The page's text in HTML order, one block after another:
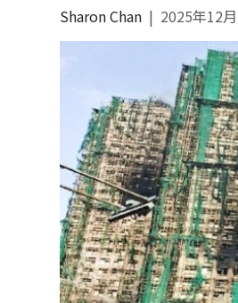
Sharon Chan 2025年12